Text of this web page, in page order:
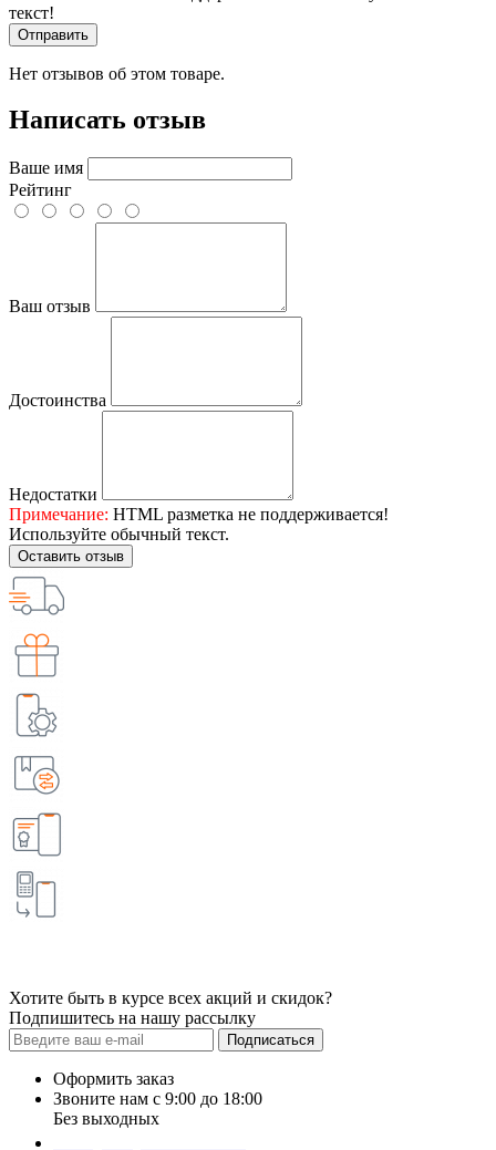
текст!
Отправить
Нет отзывов об этом товаре.
Написать отзыв
Ваше имя
Рейтинг
Ваш отзыв
Достоинства
Недостатки
Примечание: HTML разметка не поддерживается!
Используйте обычный текст.
Оставить отзыв
Хотите быть в курсе всех акций и скидок?
Подпишитесь на нашу рассылку
Подписаться
Оформить заказ
Звоните нам с 9:00 до 18:00
Без выходных